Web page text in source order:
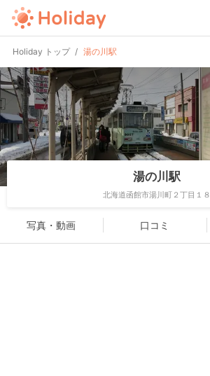
Holiday トップ 湯の川駅
湯の川駅
北海道函館市湯川町２丁目１８
写真・動画 口コミ